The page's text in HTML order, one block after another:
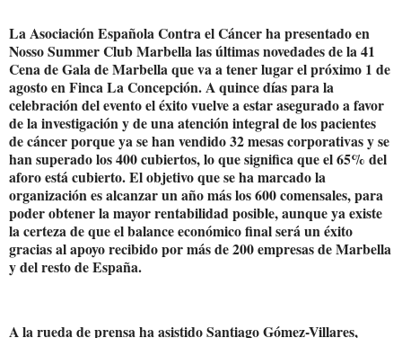
La Asociación Española Contra el Cáncer ha presentado en
Nosso Summer Club Marbella las últimas novedades de la 41
Cena de Gala de Marbella que va a tener lugar el próximo 1 de
agosto en Finca La Concepción. A quince días para la
celebración del evento el éxito vuelve a estar asegurado a favor
de la investigación y de una atención integral de los pacientes
de cáncer porque ya se han vendido 32 mesas corporativas y se
han superado los 400 cubiertos, lo que significa que el 65% del
aforo está cubierto. El objetivo que se ha marcado la
organización es alcanzar un año más los 600 comensales, para
poder obtener la mayor rentabilidad posible, aunque ya existe
la certeza de que el balance económico final será un éxito
gracias al apoyo recibido por más de 200 empresas de Marbella
y del resto de España.
A la rueda de prensa ha asistido Santiago Gómez-Villares,